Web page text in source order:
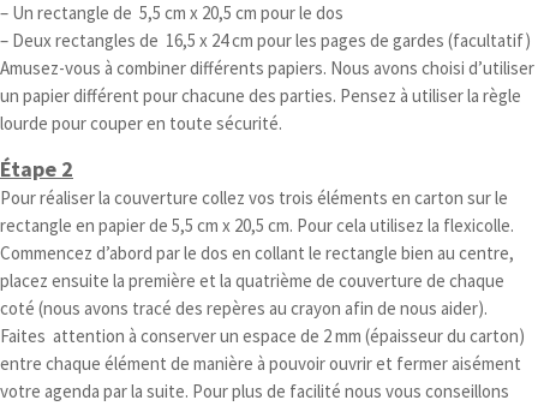
– Un rectangle de 5,5 cm x 20,5 cm pour le dos
– Deux rectangles de 16,5 x 24 cm pour les pages de gardes (facultatif)
Amusez-vous à combiner différents papiers. Nous avons choisi d’utiliser
un papier différent pour chacune des parties. Pensez à utiliser la règle
lourde pour couper en toute sécurité.
Étape 2
Pour réaliser la couverture collez vos trois éléments en carton sur le
rectangle en papier de 5,5 cm x 20,5 cm. Pour cela utilisez la flexicolle.
Commencez d’abord par le dos en collant le rectangle bien au centre,
placez ensuite la première et la quatrième de couverture de chaque
coté (nous avons tracé des repères au crayon afin de nous aider).
Faites attention à conserver un espace de 2 mm (épaisseur du carton)
entre chaque élément de manière à pouvoir ouvrir et fermer aisément
votre agenda par la suite. Pour plus de facilité nous vous conseillons